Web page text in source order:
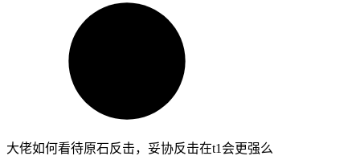
大佬如何看待原石反击，妥协反击在t1会更强么